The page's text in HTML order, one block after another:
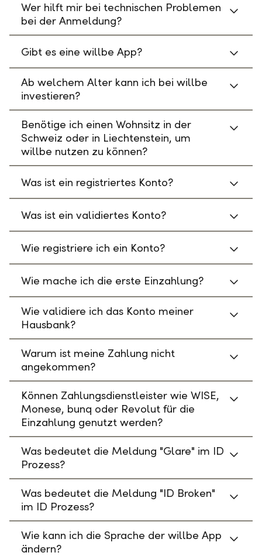
Wer hilft mir bei technischen Problemen
bei der Anmeldung?
Gibt es eine willbe App?
Ab welchem Alter kann ich bei willbe
investieren?
Benötige ich einen Wohnsitz in der
Schweiz oder in Liechtenstein, um
willbe nutzen zu können?
Was ist ein registriertes Konto?
Was ist ein validiertes Konto?
Wie registriere ich ein Konto?
Wie mache ich die erste Einzahlung?
Wie validiere ich das Konto meiner
Hausbank?
Warum ist meine Zahlung nicht
angekommen?
Können Zahlungsdienstleister wie WISE,
Monese, bunq oder Revolut für die
Einzahlung genutzt werden?
Was bedeutet die Meldung "Glare" im ID
Prozess?
Was bedeutet die Meldung "ID Broken"
im ID Prozess?
Wie kann ich die Sprache der willbe App
ändern?